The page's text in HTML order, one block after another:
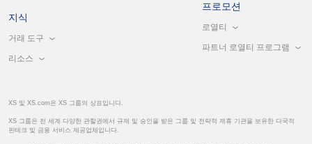
지식
거래 도구
리소스
프로모션
로열티
파트너 로열티 프로그램
XS 및 XS.com은 XS 그룹의 상표입니다.
XS 그룹은 전 세계 다양한 관할권에서 규제 및 승인을 받은 그룹 및 전략적 제휴 기관을 보유한 다국적
핀테크 및 금융 서비스 제공업체입니다.